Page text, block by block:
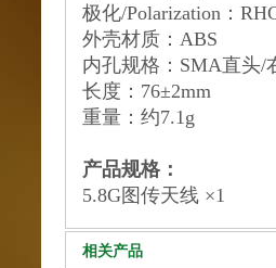
极化/Polarization：
外壳材质：ABS
内孔规格：SMA直头/
长度：76±2mm
重量：约7.1g
产品规格：
5.8G图传天线 ×1
相关产品